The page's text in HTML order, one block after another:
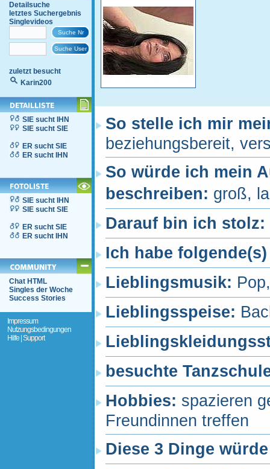
Detailsuche
letztes Suchergebnis
Singlevideos
zuletzt besucht
Karin200
SIE sucht IHN
SIE sucht SIE
ER sucht SIE
ER sucht IHN
SIE sucht IHN
SIE sucht SIE
ER sucht SIE
ER sucht IHN
Chat HTML
Singles der Woche
Success Stories
Impressum
Nutzungsbedingungen
Hilfe | Support
So stelle ich mir
beziehungsbereit,
So würde ich mein
beschreiben: groß,
Darauf bin ich stolz:
Ich habe
Lieblingsmusik:
Lieblingsspeise:
besuchte
Hobbies: spazieren
Freundinnen treffen
Diese 3 Dinge